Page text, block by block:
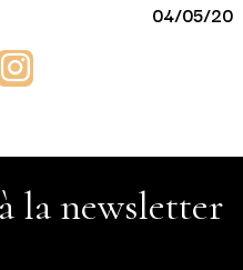
04/05/20
Facebook
la newsletter